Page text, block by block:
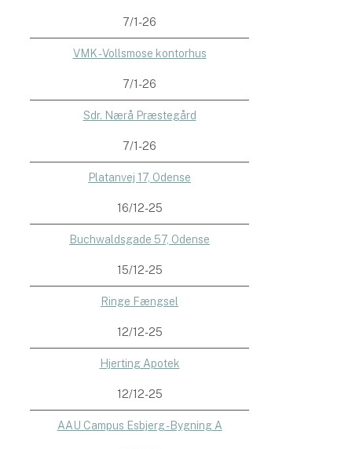
7/1-26
VMK - Vollsmose kontorhus
7/1-26
Sdr. Nærå Præstegård
7/1-26
Platanvej 17, Odense
16/12-25
Buchwaldsgade 57, Odense
15/12-25
Ringe Fængsel
12/12-25
Hjerting Apotek
12/12-25
AAU Campus Esbjerg - Bygning A